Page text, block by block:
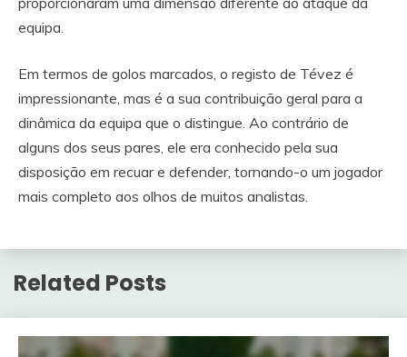
equipa.
Em termos de golos marcados, o registo de Tévez é
impressionante, mas é a sua contribuição geral para a
dinâmica da equipa que o distingue. Ao contrário de
alguns dos seus pares, ele era conhecido pela sua
disposição em recuar e defender, tornando-o um jogador
mais completo aos olhos de muitos analistas.
Related Posts